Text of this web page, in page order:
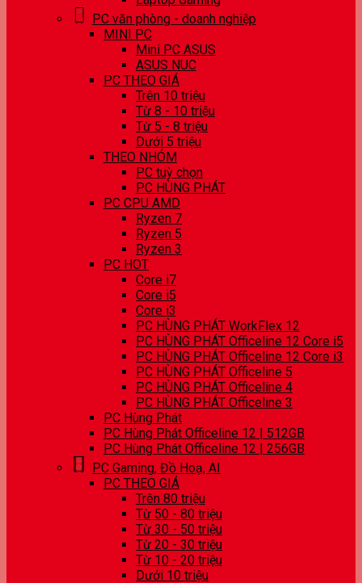
PC văn phòng - doanh nghiệp
MINI PC
Mini PC ASUS
ASUS NUC
PC THEO GIÁ
Trên 10 triệu
Từ 8 - 10 triệu
Từ 5 - 8 triệu
Dưới 5 triệu
THEO NHÓM
PC tuỳ chọn
PC HÙNG PHÁT
PC CPU AMD
Ryzen 7
Ryzen 5
Ryzen 3
PC HOT
Core i7
Core i5
Core i3
PC HÙNG PHÁT WorkFlex 12
PC HÙNG PHÁT Officeline 12 Core i5
PC HÙNG PHÁT Officeline 12 Core i3
PC HÙNG PHÁT Officeline 5
PC HÙNG PHÁT Officeline 4
PC HÙNG PHÁT Officeline 3
PC Hùng Phát
PC Hùng Phát Officeline 12 | 512GB
PC Hùng Phát Officeline 12 | 256GB
PC Gaming, Đồ Hoạ, AI
PC THEO GIÁ
Trên 80 triệu
Từ 50 - 80 triệu
Từ 30 - 50 triệu
Từ 20 - 30 triệu
Từ 10 - 20 triệu
Dưới 10 triệu